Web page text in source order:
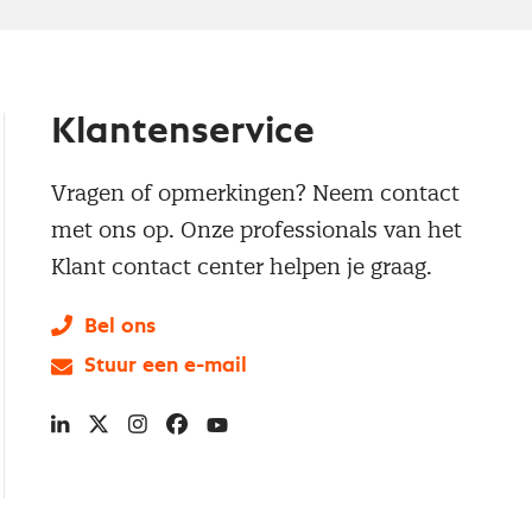
Klantenservice
Vragen of opmerkingen? Neem contact
met ons op. Onze professionals van het
Klant contact center helpen je graag.
Bel ons
Stuur een e-mail
LinkedIn
X Instagram
Facebook
YouTube